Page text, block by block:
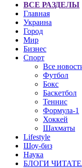
ВСЕ РАЗДЕЛЫ
Главная
Украина
Город
Мир
Бизнес
Спорт
Все
Футбол
Бокс
Баскетбол
Теннис
Формула-1
Хоккей
Шахматы
Lifestyle
Шоу-биз
Наука
БЛОГИ